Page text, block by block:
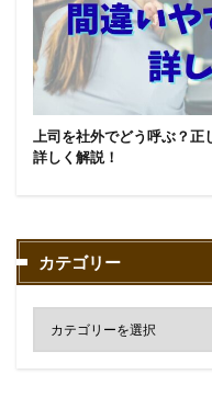
上司を社外でどう呼ぶ？
詳しく解説！
カテゴリー